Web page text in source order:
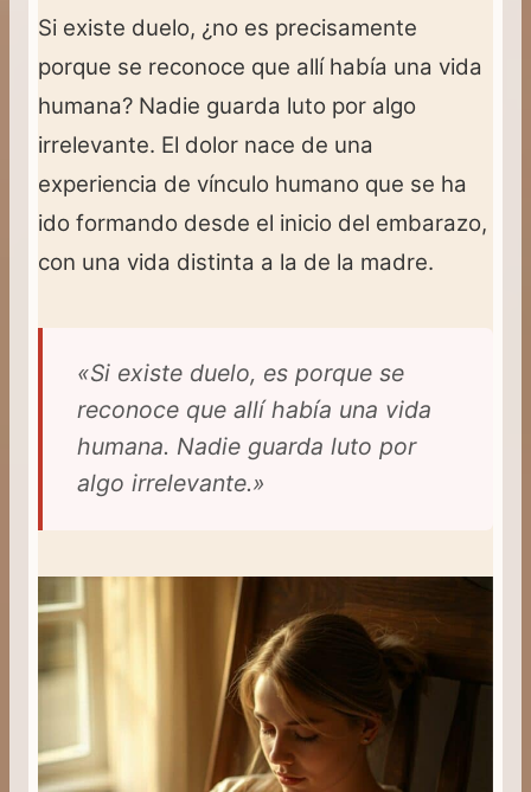
Si existe duelo, ¿no es precisamente
porque se reconoce que allí había una vida
humana? Nadie guarda luto por algo
irrelevante. El dolor nace de una
experiencia de vínculo humano que se ha
ido formando desde el inicio del embarazo,
con una vida distinta a la de la madre.
«Si existe duelo, es porque se
reconoce que allí había una vida
humana. Nadie guarda luto por
algo irrelevante.»